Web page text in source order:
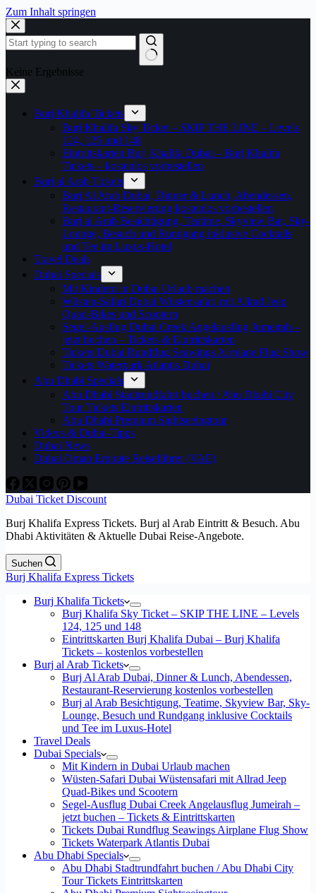
Zum Inhalt springen
Keine Ergebnisse
Burj Khalifa Tickets
Burj Khalifa Sky Ticket – SKIP THE LINE – Levels
124, 125 und 148
Eintrittskarten Burj Khalifa Dubai – Burj Khalifa
Tickets – kostenlos vorbestellen
Burj al Arab Tickets
Burj Al Arab Dubai, Dinner & Lunch, Abendessen,
Restaurant-Reservierung kostenlos vorbestellen
Burj al Arab Besichtigung, Teatime, Skyview Bar, Sky-
Lounge, Besuch und Rundgang inklusive Cocktails
und Tee im Luxus-Hotel
Travel Deals
Dubai Specials
Mit Kindern in Dubai Urlaub machen
Wüsten-Safari Dubai Wüstensafari mit Allrad Jeep
Quad-Bikes und Scootern
Segel-Ausflug Dubai Creek Angelausflug Jumeirah –
jetzt buchen – Tickets & Eintrittskarten
Tickets Dubai Rundflug Seawings Airplane Flug Show
Tickets Waterpark Atlantis Dubai
Abu Dhabi Specials
Abu Dhabi Stadtrundfahrt buchen / Abu Dhabi City
Tour Tickets Eintrittskarten
Abu Dhabi Premium Sightseeingtour
Videos & Dubai-Tipps
Dubai News
Dubai Oman Emirate Reiseführer (VAE)
Dubai Ticket Discount
Burj Khalifa Express Tickets. Burj al Arab Eintritt & Besuch. Abu
Dhabi Aktivitäten & Aktuelle Dubai Reise-Angebote.
Suchen
Burj Khalifa Express Tickets
Burj Khalifa Tickets
Burj Khalifa Sky Ticket – SKIP THE LINE – Levels
124, 125 und 148
Eintrittskarten Burj Khalifa Dubai – Burj Khalifa
Tickets – kostenlos vorbestellen
Burj al Arab Tickets
Burj Al Arab Dubai, Dinner & Lunch, Abendessen,
Restaurant-Reservierung kostenlos vorbestellen
Burj al Arab Besichtigung, Teatime, Skyview Bar, Sky-
Lounge, Besuch und Rundgang inklusive Cocktails
und Tee im Luxus-Hotel
Travel Deals
Dubai Specials
Mit Kindern in Dubai Urlaub machen
Wüsten-Safari Dubai Wüstensafari mit Allrad Jeep
Quad-Bikes und Scootern
Segel-Ausflug Dubai Creek Angelausflug Jumeirah –
jetzt buchen – Tickets & Eintrittskarten
Tickets Dubai Rundflug Seawings Airplane Flug Show
Tickets Waterpark Atlantis Dubai
Abu Dhabi Specials
Abu Dhabi Stadtrundfahrt buchen / Abu Dhabi City
Tour Tickets Eintrittskarten